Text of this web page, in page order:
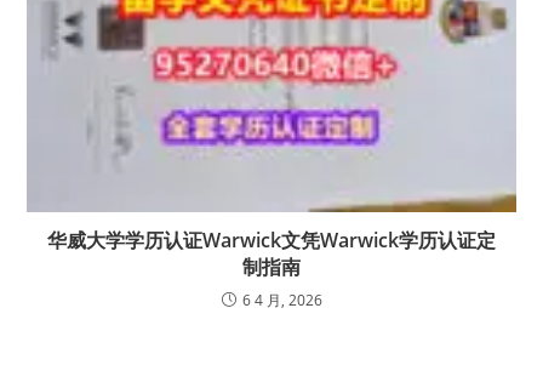
华威大学学历认证Warwick文凭Warwick学历认证定
制指南
6 4 月, 2026